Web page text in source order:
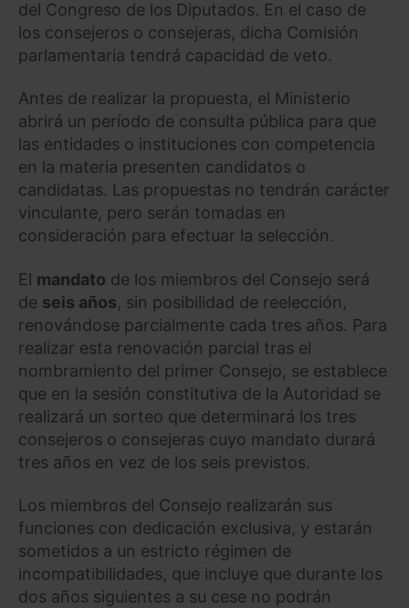
del Congreso de los Diputados. En el caso de
los consejeros o consejeras, dicha Comisión
parlamentaria tendrá capacidad de veto.
Antes de realizar la propuesta, el Ministerio
abrirá un período de consulta pública para que
las entidades o instituciones con competencia
en la materia presenten candidatos o
candidatas. Las propuestas no tendrán carácter
vinculante, pero serán tomadas en
consideración para efectuar la selección.
El mandato de los miembros del Consejo será
de seis años, sin posibilidad de reelección,
renovándose parcialmente cada tres años. Para
realizar esta renovación parcial tras el
nombramiento del primer Consejo, se establece
que en la sesión constitutiva de la Autoridad se
realizará un sorteo que determinará los tres
consejeros o consejeras cuyo mandato durará
tres años en vez de los seis previstos.
Los miembros del Consejo realizarán sus
funciones con dedicación exclusiva, y estarán
sometidos a un estricto régimen de
incompatibilidades, que incluye que durante los
dos años siguientes a su cese no podrán